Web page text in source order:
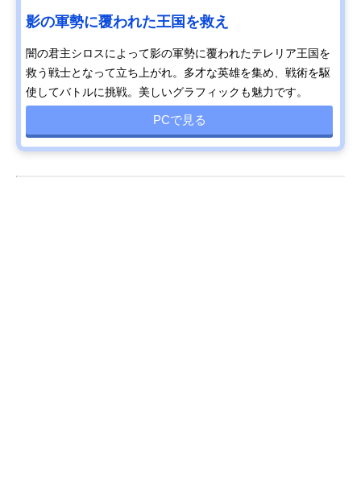
影の軍勢に覆われた王国を救え
闇の君主シロスによって影の軍勢に覆われたテレリア王国を
救う戦士となって立ち上がれ。多才な英雄を集め、戦術を駆
使してバトルに挑戦。美しいグラフィックも魅力です。
PCで見る